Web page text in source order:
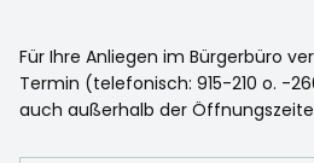
Für Ihre Anliegen im Bürgerbüro
Termin (telefonisch: 915-210 o. -
auch außerhalb der